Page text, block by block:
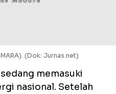
(Dok: Jurnas.net)
memasuki
nasional. Setelah